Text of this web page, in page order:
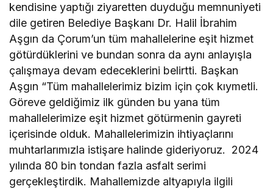
kendisine yaptığı ziyaretten duyduğu memnuniyeti
dile getiren Belediye Başkanı Dr. Halil İbrahim
Aşgın da Çorum’un tüm mahallelerine eşit hizmet
götürdüklerini ve bundan sonra da aynı anlayışla
çalışmaya devam edeceklerini belirtti. Başkan
Aşgın “Tüm mahallelerimiz bizim için çok kıymetli.
Göreve geldiğimiz ilk günden bu yana tüm
mahallelerimize eşit hizmet götürmenin gayreti
içerisinde olduk. Mahallelerimizin ihtiyaçlarını
muhtarlarımızla istişare halinde gideriyoruz. 2024
yılında 80 bin tondan fazla asfalt serimi
gerçekleştirdik. Mahallemizde altyapıyla ilgili